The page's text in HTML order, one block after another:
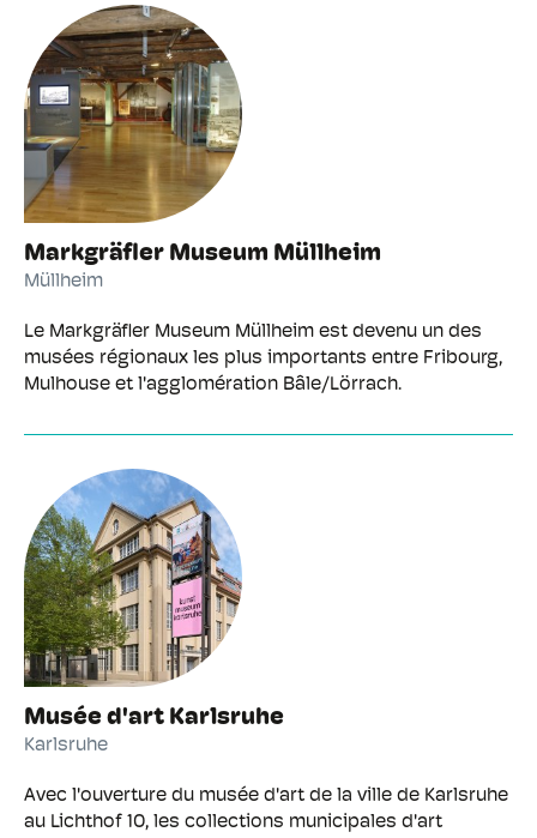
Markgräfler Museum Müllheim
Müllheim
Le Markgräfler Museum Müllheim est devenu un des
musées régionaux les plus importants entre Fribourg,
Mulhouse et l'agglomération Bâle/Lörrach.
Musée d'art Karlsruhe
Karlsruhe
Avec l'ouverture du musée d'art de la ville de Karlsruhe
au Lichthof 10, les collections municipales d'art